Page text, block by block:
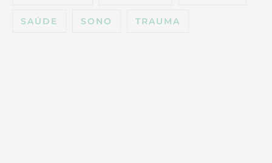
SAÚDE SONO TRAUMA